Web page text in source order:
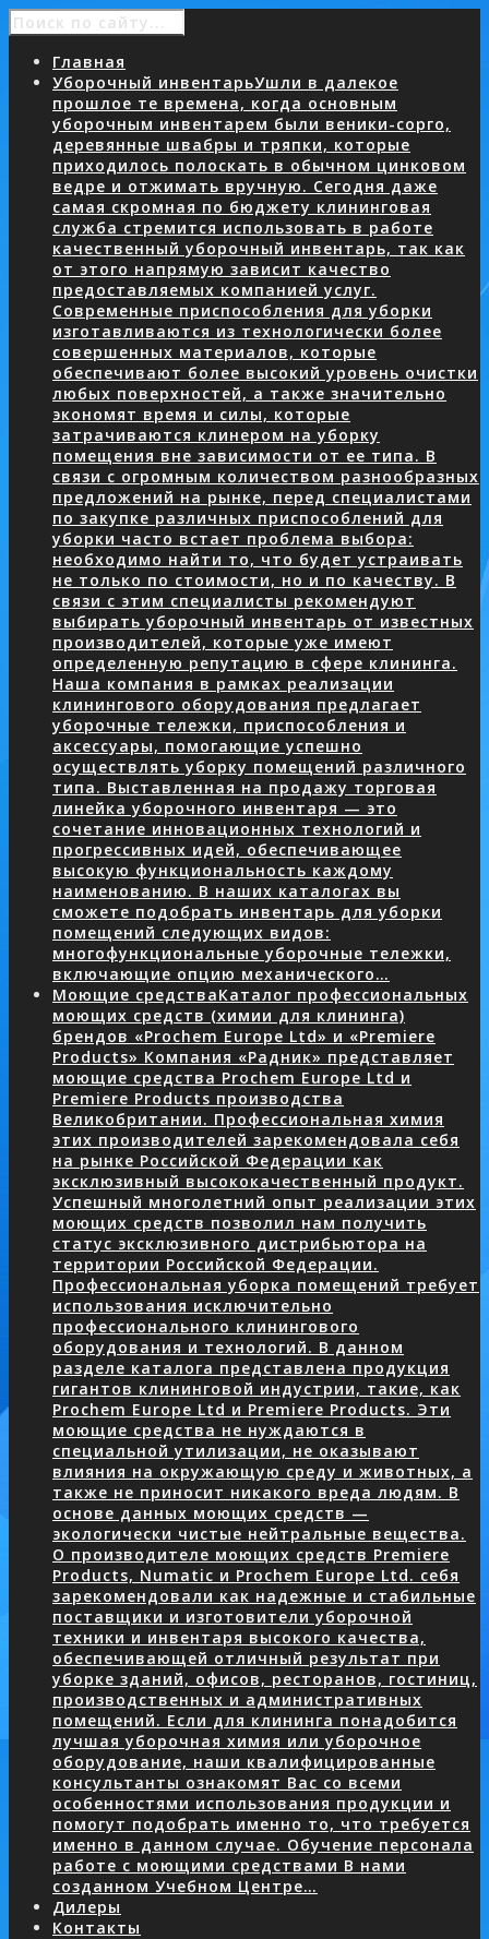
Главная
Уборочный инвентарьУшли в далекое
прошлое те времена, когда основным
уборочным инвентарем были веники-сорго,
деревянные швабры и тряпки, которые
приходилось полоскать в обычном цинковом
ведре и отжимать вручную. Сегодня даже
самая скромная по бюджету клининговая
служба стремится использовать в работе
качественный уборочный инвентарь, так как
от этого напрямую зависит качество
предоставляемых компанией услуг.
Современные приспособления для уборки
изготавливаются из технологически более
совершенных материалов, которые
обеспечивают более высокий уровень очистки
любых поверхностей, а также значительно
экономят время и силы, которые
затрачиваются клинером на уборку
помещения вне зависимости от ее типа. В
связи с огромным количеством разнообразных
предложений на рынке, перед специалистами
по закупке различных приспособлений для
уборки часто встает проблема выбора:
необходимо найти то, что будет устраивать
не только по стоимости, но и по качеству. В
связи с этим специалисты рекомендуют
выбирать уборочный инвентарь от известных
производителей, которые уже имеют
определенную репутацию в сфере клининга.
Наша компания в рамках реализации
клинингового оборудования предлагает
уборочные тележки, приспособления и
аксессуары, помогающие успешно
осуществлять уборку помещений различного
типа. Выставленная на продажу торговая
линейка уборочного инвентаря — это
сочетание инновационных технологий и
прогрессивных идей, обеспечивающее
высокую функциональность каждому
наименованию. В наших каталогах вы
сможете подобрать инвентарь для уборки
помещений следующих видов:
многофункциональные уборочные тележки,
включающие опцию механического…
Моющие средстваКаталог профессиональных
моющих средств (химии для клининга)
брендов «Prochem Europe Ltd» и «Premiere
Products» Компания «Радник» представляет
моющие средства Prochem Europe Ltd и
Premiere Products производства
Великобритании. Профессиональная химия
этих производителей зарекомендовала себя
на рынке Российской Федерации как
эксклюзивный высококачественный продукт.
Успешный многолетний опыт реализации этих
моющих средств позволил нам получить
статус эксклюзивного дистрибьютора на
территории Российской Федерации.
Профессиональная уборка помещений требует
использования исключительно
профессионального клинингового
оборудования и технологий. В данном
разделе каталога представлена продукция
гигантов клининговой индустрии, такие, как
Prochem Europe Ltd и Premiere Products. Эти
моющие средства не нуждаются в
специальной утилизации, не оказывают
влияния на окружающую среду и животных, а
также не приносит никакого вреда людям. В
основе данных моющих средств —
экологически чистые нейтральные вещества.
О производителе моющих средств Premiere
Products, Numatic и Prochem Europe Ltd. себя
зарекомендовали как надежные и стабильные
поставщики и изготовители уборочной
техники и инвентаря высокого качества,
обеспечивающей отличный результат при
уборке зданий, офисов, ресторанов, гостиниц,
производственных и административных
помещений. Если для клининга понадобится
лучшая уборочная химия или уборочное
оборудование, наши квалифицированные
консультанты ознакомят Вас со всеми
особенностями использования продукции и
помогут подобрать именно то, что требуется
именно в данном случае. Обучение персонала
работе с моющими средствами В нами
созданном Учебном Центре…
Дилеры
Контакты